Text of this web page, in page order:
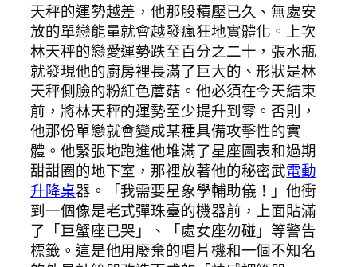
天秤的運勢越差，他那股積壓已久、無處安
放的單戀能量就會越發瘋狂地實體化。上次
林天秤的戀愛運勢跌至百分之二十，張水瓶
就發現他的廚房裡長滿了巨大的、形狀是林
天秤側臉的粉紅色蘑菇。他必須在今天結束
前，將林天秤的運勢至少提升到零。否則，
他那份單戀就會變成某種具備攻擊性的實
體。他緊張地跑進他堆滿了星座圖表和過期
甜甜圈的地下室，那裡放著他的秘密武電動
升降桌器。「我需要星象學輔助儀！」他衝
到一個像是老式彈珠臺的機器前，上面貼滿
了「巨蟹座已哭」、「處女座勿碰」等警告
標籤。這是他用廢棄的唱片機和一個不知名